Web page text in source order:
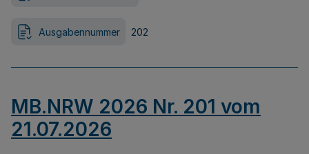
Ausgabennummer 202
MB.NRW 2026 Nr. 201 vom
21.07.2026